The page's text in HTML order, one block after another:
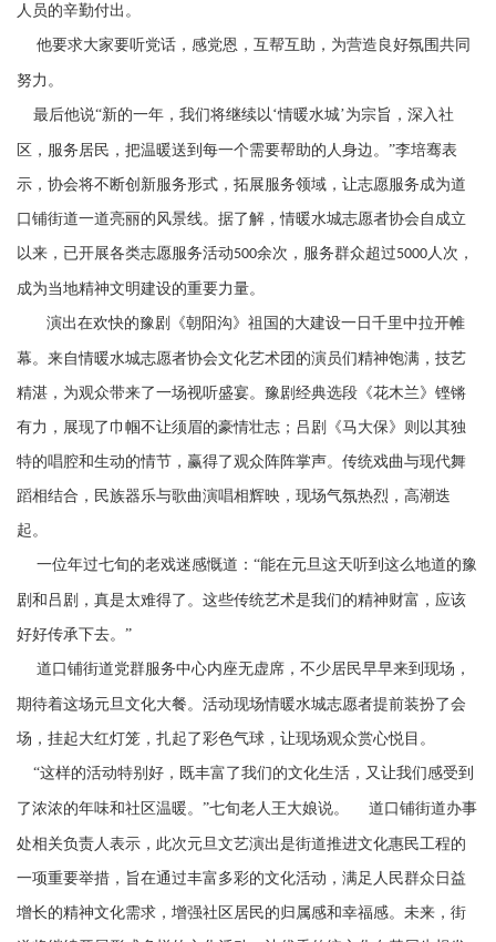
人员的辛勤付出。
他要求大家要听党话，感党恩，互帮互助，为营造良好氛围共同
努力。
最后他说“新的一年，我们将继续以‘情暖水城’为宗旨，深入社
区，服务居民，把温暖送到每一个需要帮助的人身边。”李培骞表
示，协会将不断创新服务形式，拓展服务领域，让志愿服务成为道
口铺街道一道亮丽的风景线。据了解，情暖水城志愿者协会自成立
以来，已开展各类志愿服务活动500余次，服务群众超过5000 人次，
成为当地精神文明建设的重要力量。
演出在欢快的豫剧《朝阳沟》祖国的大建设一日千里中拉开帷
幕。来自情暖水城志愿者协会文化艺术团的演员们精神饱满，技艺
精湛，为观众带来了一场视听盛宴。豫剧经典选段《花木兰》铿锵
有力，展现了巾帼不让须眉的豪情壮志；吕剧《马大保》则以其独
特的唱腔和生动的情节，赢得了观众阵阵掌声。传统戏曲与现代舞
蹈相结合，民族器乐与歌曲演唱相辉映，现场气氛热烈，高潮迭
起。
一位年过七旬的老戏迷感慨道：“能在元旦这天听到这么地道的豫
剧和吕剧，真是太难得了。这些传统艺术是我们的精神财富，应该
好好传承下去。”
道口铺街道党群服务中心内座无虚席，不少居民早早来到现场，
期待着这场元旦文化大餐。活动现场情暖水城志愿者提前装扮了会
场，挂起大红灯笼，扎起了彩色气球，让现场观众赏心悦目。
“这样的活动特别好，既丰富了我们的文化生活，又让我们感受到
了浓浓的年味和社区温暖。”七旬老人王大娘说。 道口铺街道办事
处相关负责人表示，此次元旦文艺演出是街道推进文化惠民工程的
一项重要举措，旨在通过丰富多彩的文化活动，满足人民群众日益
增长的精神文化需求，增强社区居民的归属感和幸福感。未来，街